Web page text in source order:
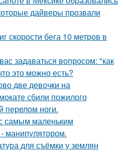
дайверы прозвали
скорости бега 10 метров в
задаваться вопросом: "как
это можно есть?
две девочки на
сбили пожилого
перелом ноги.
самым маленьким
для съёмки у землян